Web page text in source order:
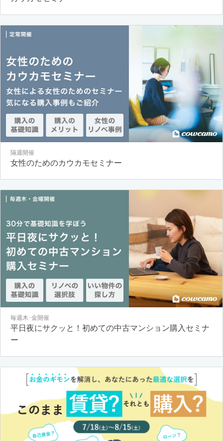
隔週開催
女性のためのカウカモセミナー
毎週木･金開催
平日夜にサクッと！初めての中古マンション購入セミナ
ー